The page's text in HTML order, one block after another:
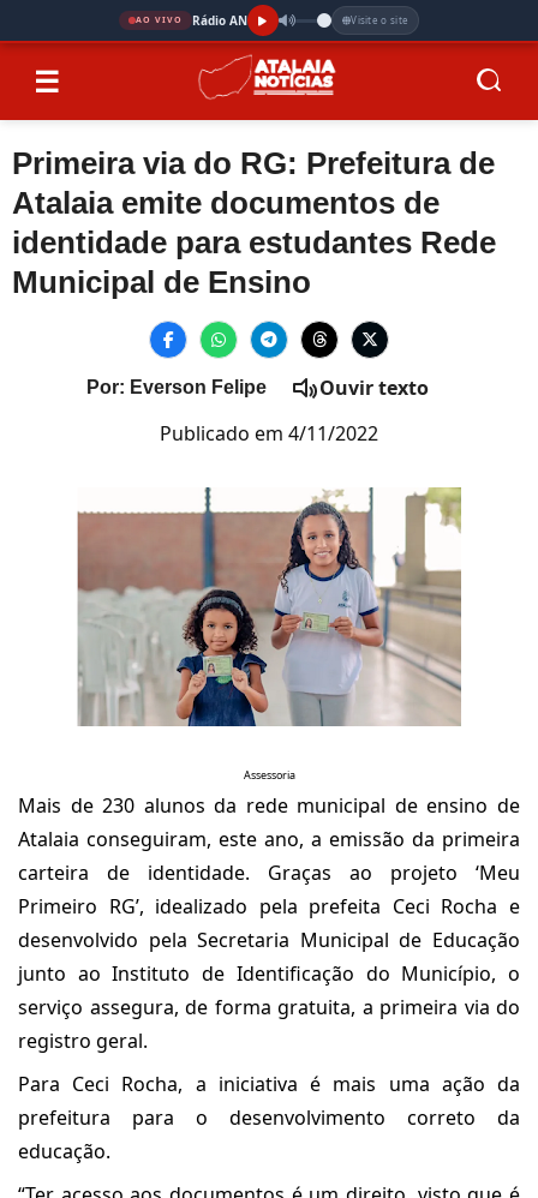
AO VIVO Rádio AN Visite o site
☰
Primeira via do RG: Prefeitura de
Atalaia emite documentos de
identidade para estudantes Rede
Municipal de Ensino
Por: Everson Felipe
Ouvir texto
Publicado em 4/11/2022
Assessoria
Mais de 230 alunos da rede municipal de ensino de
Atalaia conseguiram, este ano, a emissão da primeira
carteira de identidade. Graças ao projeto ‘Meu
Primeiro RG’, idealizado pela prefeita Ceci Rocha e
desenvolvido pela Secretaria Municipal de Educação
junto ao Instituto de Identificação do Município, o
serviço assegura, de forma gratuita, a primeira via do
registro geral.
Para Ceci Rocha, a iniciativa é mais uma ação da
prefeitura para o desenvolvimento correto da
educação.